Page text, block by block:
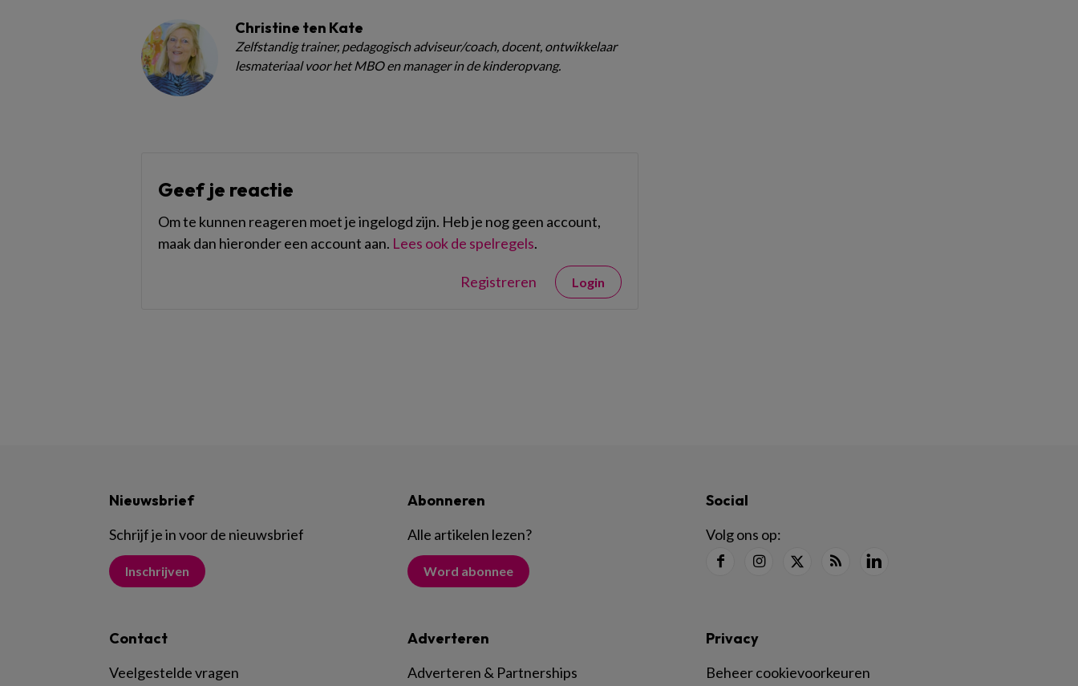
Christine ten Kate
Zelfstandig trainer, pedagogisch adviseur/coach, docent, ontwikkelaar
lesmateriaal voor het MBO en manager in de kinderopvang.
Geef je reactie
Om te kunnen reageren moet je ingelogd zijn. Heb je nog geen account,
maak dan hieronder een account aan. Lees ook de spelregels.
Registreren Login
Nieuwsbrief
Schrijf je in voor de nieuwsbrief
Inschrijven
Abonneren
Alle artikelen lezen?
Word abonnee
Social
Volg ons op:
Contact
Veelgestelde vragen
Adverteren
Adverteren & Partnerships
Privacy
Beheer cookievoorkeuren